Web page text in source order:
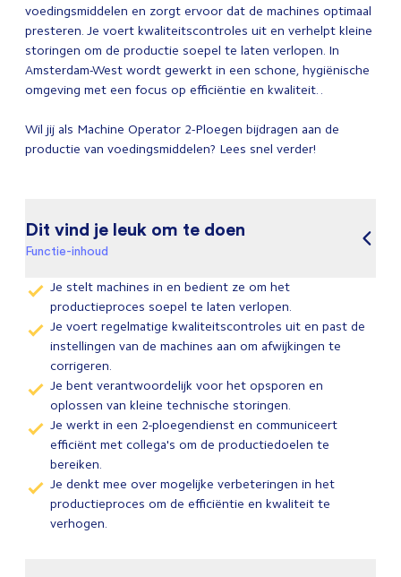
voedingsmiddelen en zorgt ervoor dat de machines optimaal
presteren. Je voert kwaliteitscontroles uit en verhelpt kleine
storingen om de productie soepel te laten verlopen. In
Amsterdam-West wordt gewerkt in een schone, hygiënische
omgeving met een focus op efficiëntie en kwaliteit. .
Wil jij als Machine Operator 2-Ploegen bijdragen aan de
productie van voedingsmiddelen? Lees snel verder!
Dit vind je leuk om te doen
Functie-inhoud
Je stelt machines in en bedient ze om het
productieproces soepel te laten verlopen.
Je voert regelmatige kwaliteitscontroles uit en past de
instellingen van de machines aan om afwijkingen te
corrigeren.
Je bent verantwoordelijk voor het opsporen en
oplossen van kleine technische storingen.
Je werkt in een 2-ploegendienst en communiceert
efficiënt met collega's om de productiedoelen te
bereiken.
Je denkt mee over mogelijke verbeteringen in het
productieproces om de efficiëntie en kwaliteit te
verhogen.